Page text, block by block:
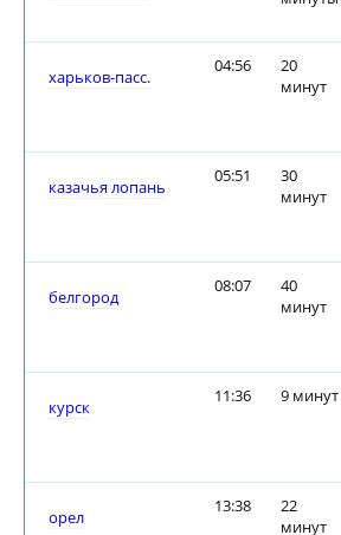
харьков-пасс.
04:56
20
минут
казачья лопань
05:51
30
минут
белгород
08:07
40
минут
курск
11:36 9 минут
орел
13:38
22
минут